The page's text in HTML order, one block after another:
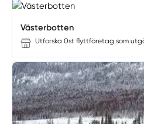
Västerbotten
Utforska 0st flyttföretag som